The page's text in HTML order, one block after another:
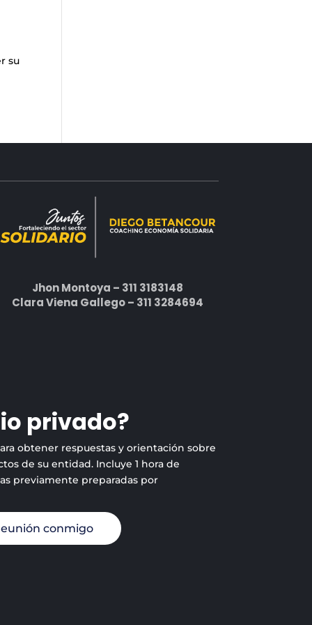
su
Jhon Montoya – 311 3183148
Clara Viena Gallego – 311 3284694
privado?
obtener respuestas y orientación sobre
de su entidad. Incluye 1 hora de
previamente preparadas por
conmigo